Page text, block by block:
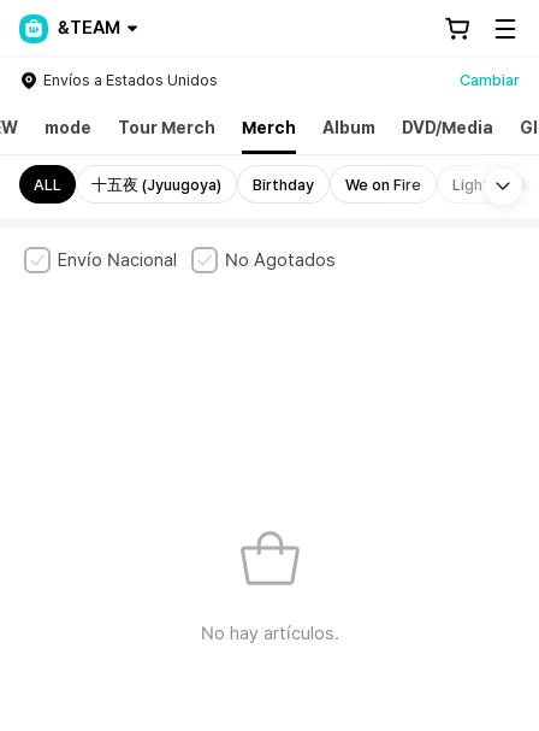
&TEAM
Envíos a Estados Unidos Cambiar
mode Tour Merch Merch Album DVD/Media
ALL 十五夜 (Jyuugoya) Birthday We on Fire Light Stick
Envío Nacional No Agotados
No hay artículos.